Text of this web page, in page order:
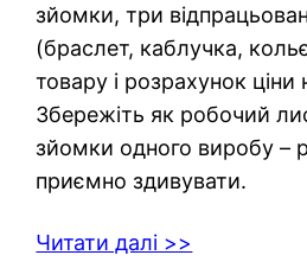
зйомки, три
(браслет, каблучка,
товару і розрахунок ціни
Збережіть як робочий
зйомки одного виробу –
приємно здивувати.
Читати далі >>